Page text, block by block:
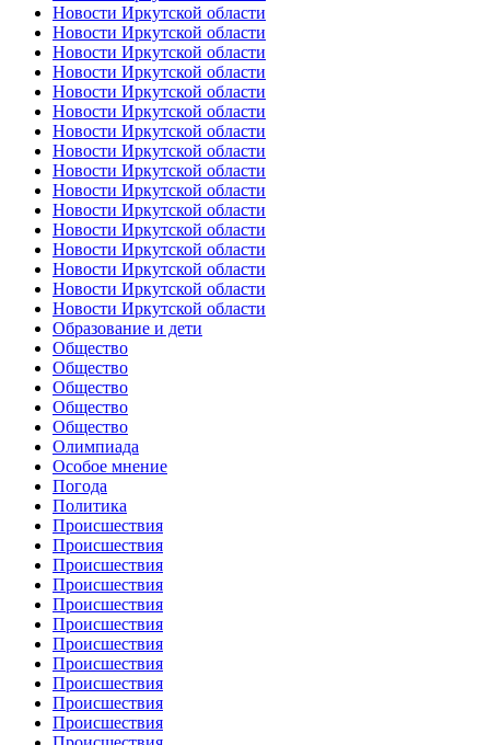
Новости Иркутской области
Новости Иркутской области
Новости Иркутской области
Новости Иркутской области
Новости Иркутской области
Новости Иркутской области
Новости Иркутской области
Новости Иркутской области
Новости Иркутской области
Новости Иркутской области
Новости Иркутской области
Новости Иркутской области
Новости Иркутской области
Новости Иркутской области
Новости Иркутской области
Новости Иркутской области
Образование и дети
Общество
Общество
Общество
Общество
Общество
Олимпиада
Особое мнение
Погода
Политика
Происшествия
Происшествия
Происшествия
Происшествия
Происшествия
Происшествия
Происшествия
Происшествия
Происшествия
Происшествия
Происшествия